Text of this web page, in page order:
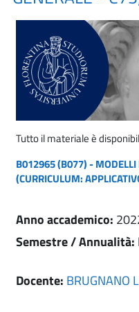
Tutto il materiale è
B012965 (B077) - MODELLI
(CURRICULUM:
Anno accademico:
Semestre / Annualità:
Docente: BRUGNANO